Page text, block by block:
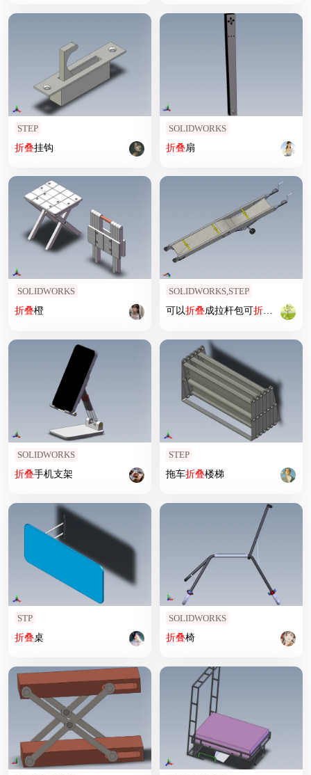
STEP
折叠挂钩
SOLIDWORKS
折叠扇
SOLIDWORKS
折叠橙
SOLIDWORKS,STEP
可以折叠成拉杆包可折叠 机构
SOLIDWORKS
折叠手机支架
STEP
拖车折叠楼梯
STP
折叠桌
SOLIDWORKS
折叠椅